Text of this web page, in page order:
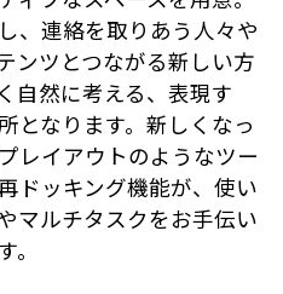
、連絡を取りあう人々や
ンツとつながる新しい方
自然に考える、表現す
となります。新しくなっ
レイアウトのようなツー
ドッキング機能が、使い
マルチタスクをお手伝い
。